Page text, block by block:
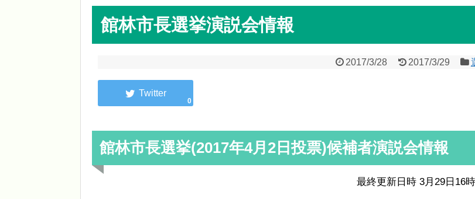
館林市長選挙演説会情報
2017/3/28 2017/3/29
0
館林市長選挙(2017年4月2日投票)候補者演説会情報
最終更新日時 3月29日16